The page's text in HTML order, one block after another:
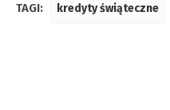
TAGI: kredyty świąteczne